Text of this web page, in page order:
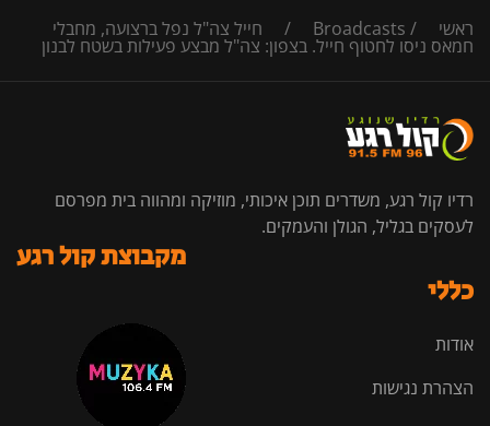
ראשי /
Broadcasts
/ חייל צה"ל נפל ברצועה, מחבלי
חמאס ניסו לחטוף חייל. בצפון: צה"ל מבצע פעילות בשטח לבנון
רדיו קול רגע, משדרים תוכן איכותי, מוזיקה ומהווה בית מפרסם
לעסקים בגליל, הגולן והעמקים.
כללי
אודות
הצהרת נגישות
מקבוצת קול רגע